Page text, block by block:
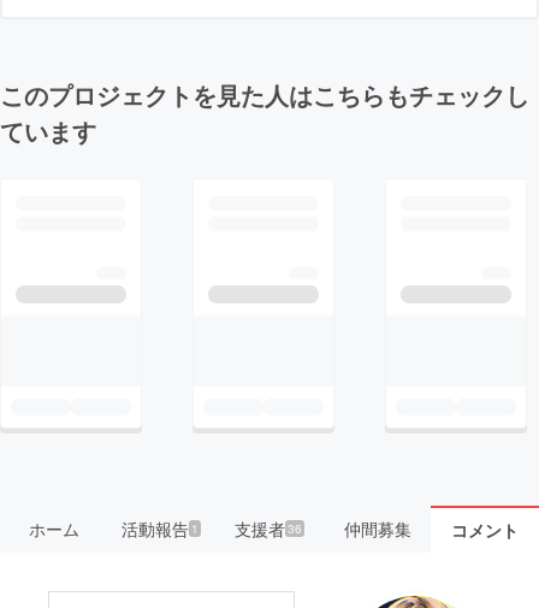
このプロジェクトを見た人はこちらもチェックし
ています
ホーム 活動報告1 支援者36 仲間募集 コメント